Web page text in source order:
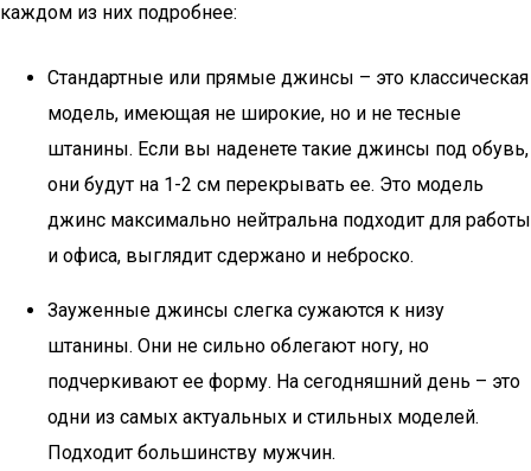
каждом из них подробнее:
Стандартные или прямые джинсы – это классическая
модель, имеющая не широкие, но и не тесные
штанины. Если вы наденете такие джинсы под обувь,
они будут на 1-2 см перекрывать ее. Это модель
джинс максимально нейтральна подходит для работы
и офиса, выглядит сдержано и неброско.
Зауженные джинсы слегка сужаются к низу
штанины. Они не сильно облегают ногу, но
подчеркивают ее форму. На сегодняшний день – это
одни из самых актуальных и стильных моделей.
Подходит большинству мужчин.